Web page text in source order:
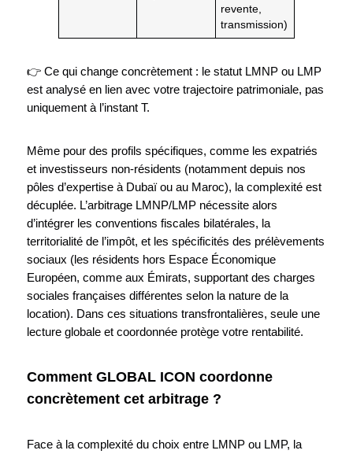
revente,
transmission)
👉 Ce qui change concrètement : le statut LMNP ou LMP
est analysé en lien avec votre trajectoire patrimoniale, pas
uniquement à l’instant T.
Même pour des profils spécifiques, comme les expatriés
et investisseurs non-résidents (notamment depuis nos
pôles d’expertise à Dubaï ou au Maroc), la complexité est
décuplée. L’arbitrage LMNP/LMP nécessite alors
d’intégrer les conventions fiscales bilatérales, la
territorialité de l’impôt, et les spécificités des prélèvements
sociaux (les résidents hors Espace Économique
Européen, comme aux Émirats, supportant des charges
sociales françaises différentes selon la nature de la
location). Dans ces situations transfrontalières, seule une
lecture globale et coordonnée protège votre rentabilité.
Comment GLOBAL ICON coordonne
concrètement cet arbitrage ?
Face à la complexité du choix entre LMNP ou LMP, la